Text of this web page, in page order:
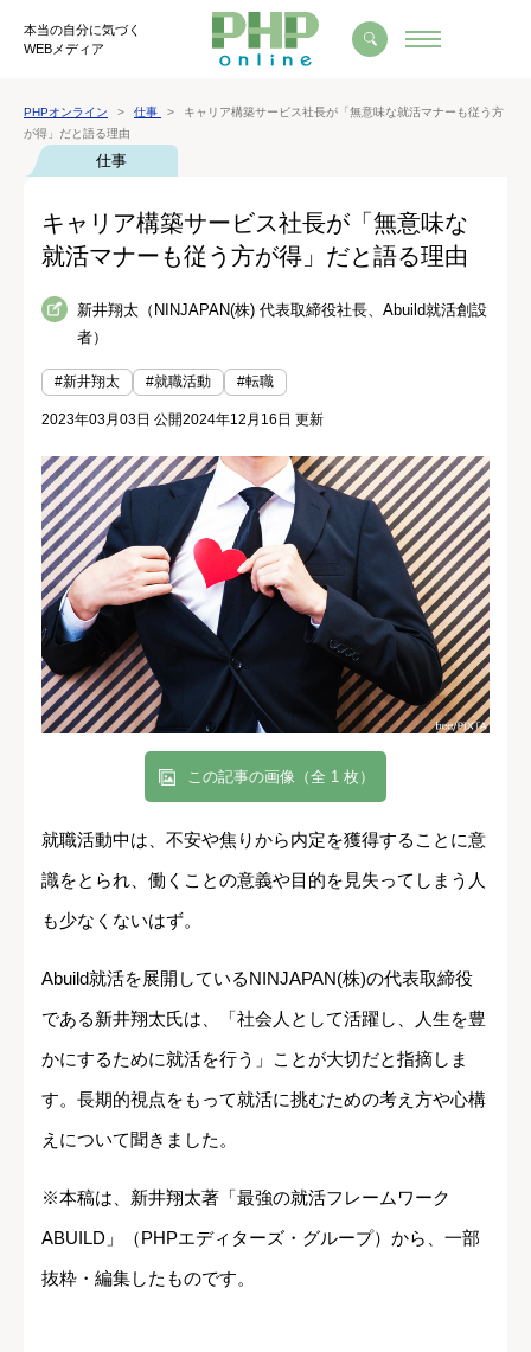
本当の自分に気づく
WEBメディア
PHPオンライン 仕事
キャリア構築サービス社長が「無意味な就活マナーも従う方
が得」だと語る理由
仕事
キャリア構築サービス社長が「無意味な
就活マナーも従う方が得」だと語る理由
新井翔太（NINJAPAN(株) 代表取締役社長、Abuild就活創設
者）
#新井翔太 #就職活動 #転職
2023年03月03日 公開2024年12月16日 更新
この記事の画像（全 1 枚）
就職活動中は、不安や焦りから内定を獲得することに意
識をとられ、働くことの意義や目的を見失ってしまう人
も少なくないはず。
Abuild就活を展開しているNINJAPAN(株)の代表取締役
である新井翔太氏は、「社会人として活躍し、人生を豊
かにするために就活を行う」ことが大切だと指摘しま
す。長期的視点をもって就活に挑むための考え方や心構
えについて聞きました。
※本稿は、新井翔太著「最強の就活フレームワーク
ABUILD」（PHPエディターズ・グループ）から、一部
抜粋・編集したものです。